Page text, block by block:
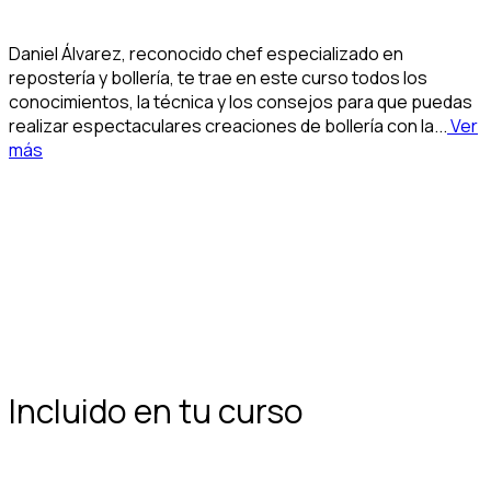
Daniel Álvarez, reconocido chef especializado en
repostería y bollería, te trae en este curso todos los
conocimientos, la técnica y los consejos para que puedas
realizar espectaculares creaciones de bollería con la...Ver
más
Incluido en tu curso